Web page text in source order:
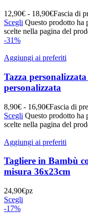
12,90€ - 18,90€Fascia di
Scegli Questo prodotto ha
scelte nella pagina del
-31%
Aggiungi ai preferiti
Tazza
personalizzata
8,90€ - 16,90€Fascia di
Scegli Questo prodotto ha
scelte nella pagina del
Aggiungi ai preferiti
Tagliere in Bambù
misura 36x23cm
24,90€pz
Scegli
-17%